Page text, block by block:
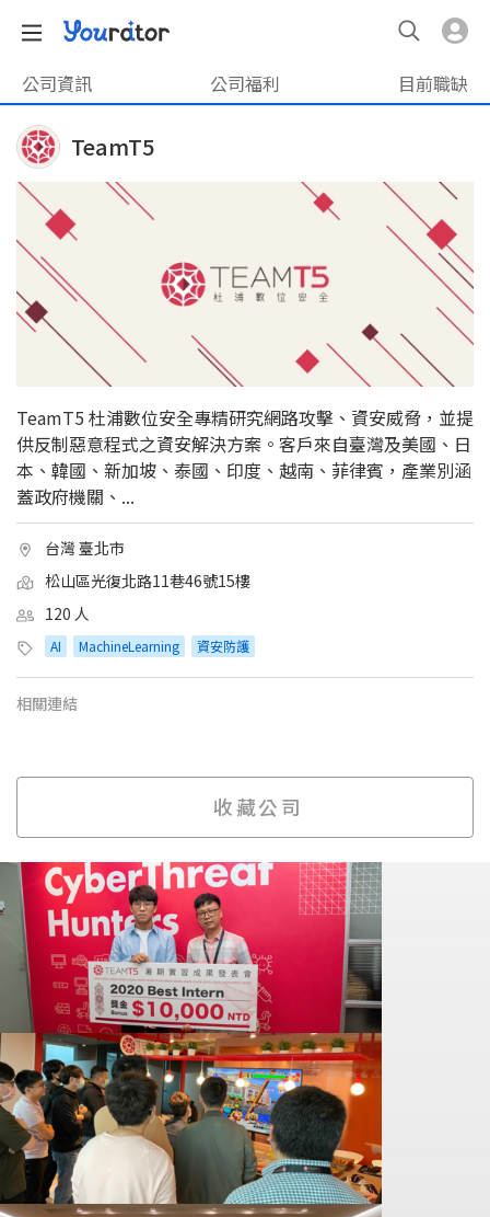
公司資訊 公司福利 目前職缺
TeamT5
TeamT5 杜浦數位安全專精研究網路攻擊、資安威脅，並提
供反制惡意程式之資安解決方案。客戶來自臺灣及美國、日
本、韓國、新加坡、泰國、印度、越南、菲律賓，產業別涵
蓋政府機關、...
台灣 臺北市
松山區光復北路11巷46號15樓
120 人
AI MachineLearning 資安防護
相關連結
收藏公司